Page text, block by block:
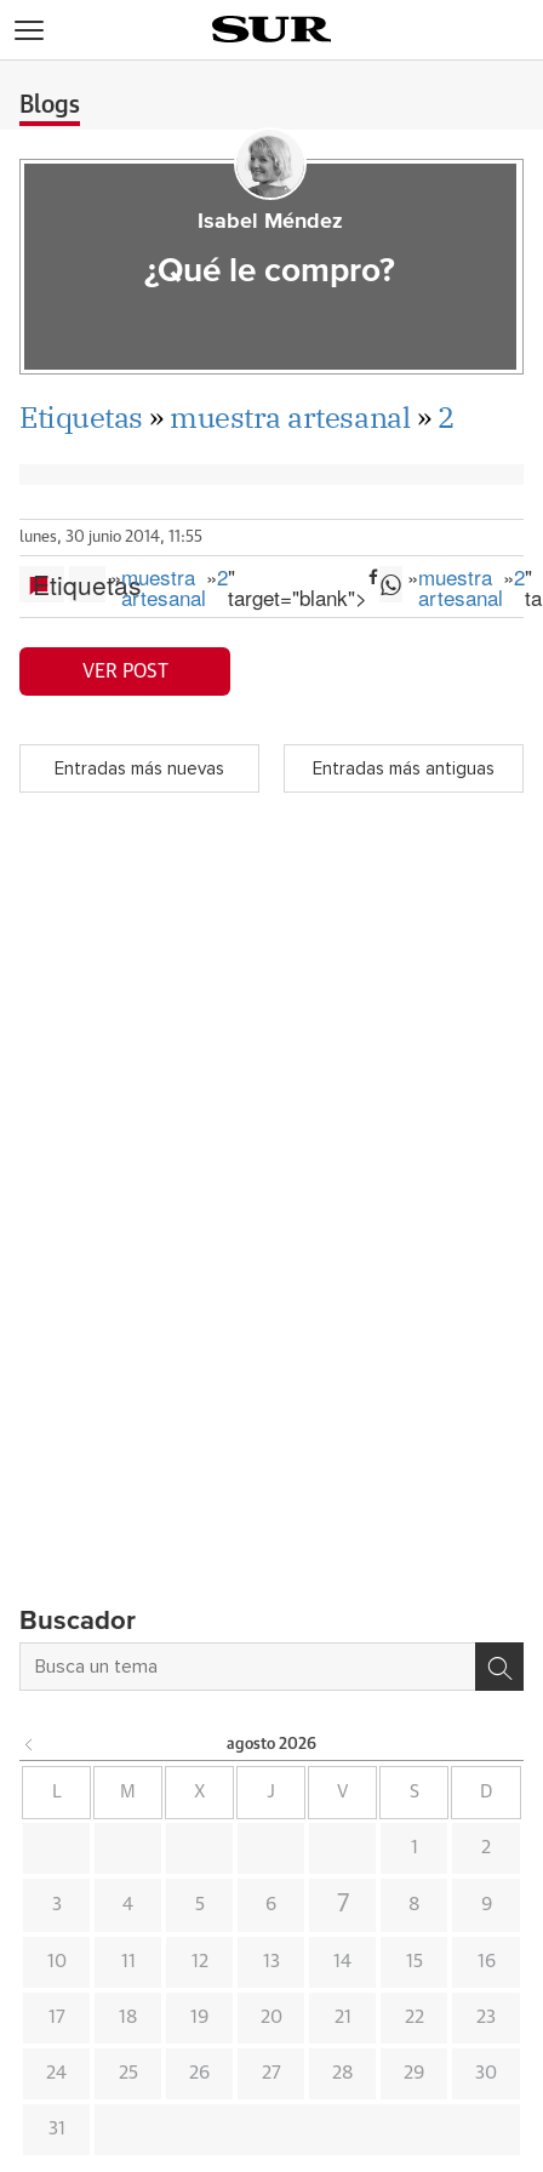
Blogs
Isabel Méndez
¿Qué le compro?
Etiquetas »muestra artesanal»2
lunes, 30 junio 2014, 11:55
Etiquetas
»muestra
artesanal
»2"
target="blank">
»muestra
artesanal
»2"
VER POST
Entradas más nuevas Entradas más antiguas
Buscador
agosto 2026
L M X J V S D
1 2
3 4 5 6 7 8 9
10 11 12 13 14 15 16
17 18 19 20 21 22 23
24 25 26 27 28 29 30
31